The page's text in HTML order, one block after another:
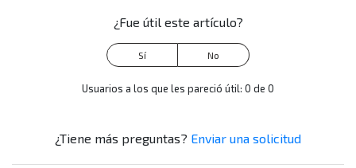
¿Fue útil este artículo?
Usuarios a los que les pareció útil: 0 de 0
¿Tiene más preguntas? Enviar una solicitud